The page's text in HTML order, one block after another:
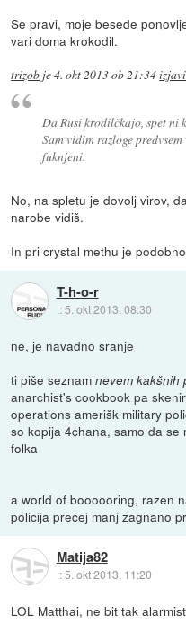
Se pravi, moje besede
vari doma krokodil.
trizob je4. okt 2013 ob 21:34
Da Rusi krodilčkajo, spet ni
Sam vidim razloge
fuknjeni.
No, na spletu je dovolj virov,
narobe vidiš.
In pri crystal methu je
T-h-o-r
:: 5. okt 2013, 08:30
ne, je navadno sranje
ti piše seznamnevem kakšnih
anarchist's cookbook pa
operations amerišk military
so kopija 4chana, samo da
folka
a world of boooooring, razen
policija precej manj zagnano
Matija82
::5. okt 2013, 11:20
LOL Matthai, ne bit tak